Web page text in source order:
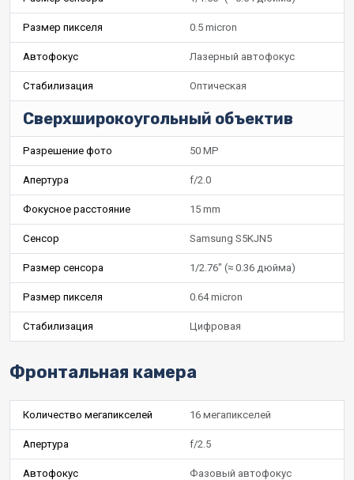
Размер пикселя 0.5 micron
Автофокус Лазерный автофокус
Стабилизация Оптическая
Сверхширокоугольный объектив
Разрешение фото 50 MP
Апертура f/2.0
Фокусное расстояние 15 mm
Сенсор Samsung S5KJN5
Размер сенсора 1/2.76" (≈ 0.36 дюйма)
Размер пикселя 0.64 micron
Стабилизация Цифровая
Фронтальная камера
Количество мегапикселей 16 мегапикселей
Апертура f/2.5
Автофокус Фазовый автофокус